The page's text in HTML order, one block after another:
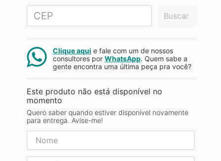
Buscar
Clique aqui e fale com um de nossos
consultores por WhatsApp. Quem sabe a
gente encontra uma última peça pra você?
Este produto não está disponível no
momento
Quero saber quando estiver disponível